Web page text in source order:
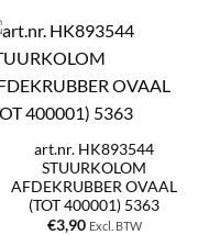
art.nr. HK893544
STUURKOLOM
AFDEKRUBBER OVAAL
(TOT 400001) 5363
€3,90 Excl. BTW